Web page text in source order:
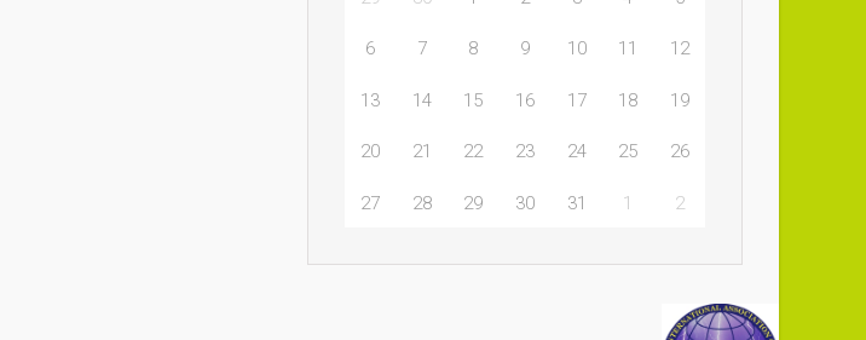
6 7 8 9 10 11 12
13 14 15 16 17 18 19
20 21 22 23 24 25 26
27 28 29 30 31 1 2